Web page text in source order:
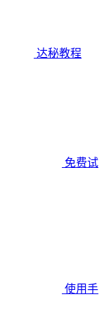
达秘教程
免费试
使用手